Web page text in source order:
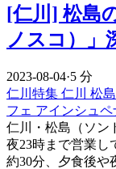
[仁川] 松島
ノスコ）」
2023-08-04·5 分
仁川特集 仁川 松島
フェ アインシュペ
仁川・松島（ソン
夜23時まで営業し
約30分、夕食後や